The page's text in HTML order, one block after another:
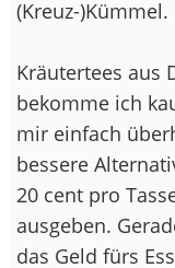
(Kreuz-)Kümmel.
Kräutertees aus
bekomme ich
mir einfach
bessere
20 cent pro
ausgeben.
das Geld fürs